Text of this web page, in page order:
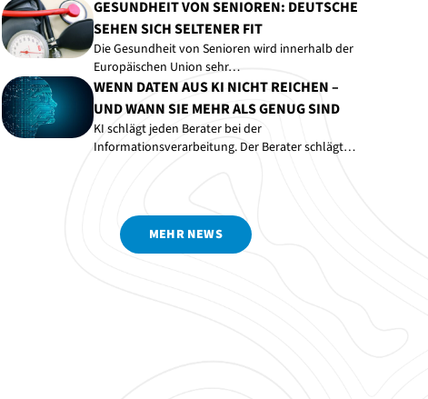
GESUNDHEIT VON SENIOREN: DEUTSCHE
SEHEN SICH SELTENER FIT
Die Gesundheit von Senioren wird innerhalb der
Europäischen Union sehr…
WENN DATEN AUS KI NICHT REICHEN –
UND WANN SIE MEHR ALS GENUG SIND
KI schlägt jeden Berater bei der
Informationsverarbeitung. Der Berater schlägt…
MEHR NEWS